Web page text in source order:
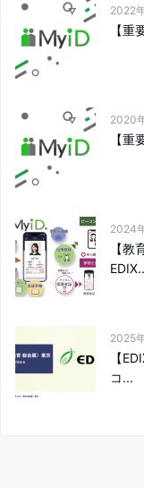
2022
【
2020
【
2024
【
2025
【
コ...